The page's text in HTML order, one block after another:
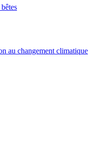
au changement climatique